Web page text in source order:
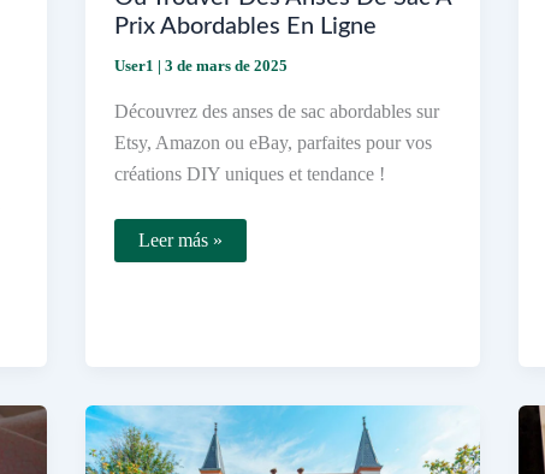
Prix Abordables En Ligne
User1 | 3 de mars de 2025
Découvrez des anses de sac abordables sur
Etsy, Amazon ou eBay, parfaites pour vos
créations DIY uniques et tendance !
Où
Trouver
En
Ligne
Leer más »